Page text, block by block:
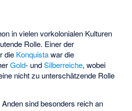
in vielen vorkolonialen Kulturen
Rolle. Einer der
die Konquistawar die
Gold- undSilberreiche, wobei
nicht zu unterschätzende Rolle
sind besonders reich an